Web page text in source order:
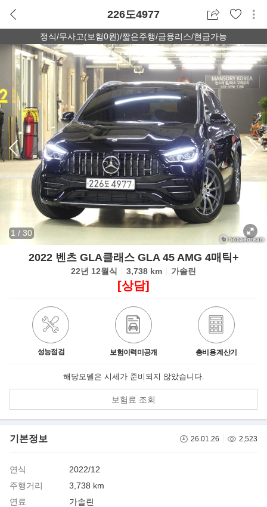
226도4977
정식/무사고(보험0원)/짧은주행/금융리스/현금가능
1 / 30
2022 벤츠 GLA클래스 GLA 45 AMG 4매틱+
22년 12월식 3,738 km 가솔린
[상담]
성능점검 보험이력미공개 총비용 계산기
해당모델은 시세가 준비되지 않았습니다.
보험료 조회
기본정보 26.01.26 2,523
연식
2022/12
주행거리
3,738 km
연료
가솔린